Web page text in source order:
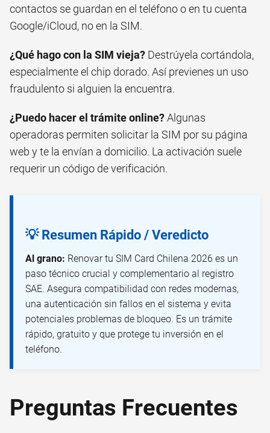
contactos se guardan en el teléfono o en tu cuenta
Google/iCloud, no en la SIM.
¿Qué hago con la SIM vieja? Destrúyela cortándola,
especialmente el chip dorado. Así previenes un uso
fraudulento si alguien la encuentra.
¿Puedo hacer el trámite online?Algunas
operadoras permiten solicitar la SIM por su página
web y te la envían a domicilio. La activación suele
requerir un código de verificación.
💡 Resumen Rápido / Veredicto
Al grano: Renovar tu SIM Card Chilena 2026 es un
paso técnico crucial y complementario al registro
SAE. Asegura compatibilidad con redes modernas,
una autenticación sin fallos en el sistema y evita
potenciales problemas de bloqueo. Es un trámite
rápido, gratuito y que protege tu inversión en el
teléfono.
Preguntas Frecuentes